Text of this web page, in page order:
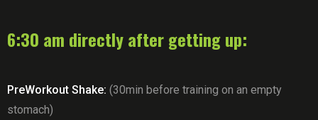
6:30 am directly after getting up:
PreWorkout Shake: (30min before training on an empty
stomach)